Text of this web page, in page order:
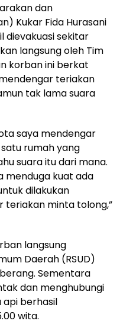
dan
Kukar Fida Hurasani
dievakuasi sekitar
langsung oleh Tim
korban ini berkat
teriakan
tak lama suara
saya mendengar
rumah yang
suara itu dari mana.
menduga kuat ada
dilakukan
teriakan minta tolong,”
langsung
Daerah (RSUD)
Sementara
dan menghubungi
api berhasil
wita.